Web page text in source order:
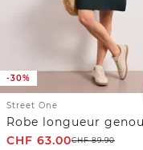
-30%
Street One
CHF 63.00CHF89.90